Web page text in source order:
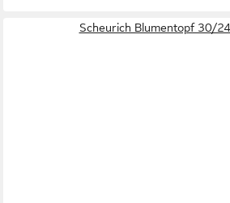
Scheurich Blumentopf 30/